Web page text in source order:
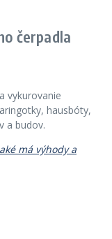
čerpadla
vykurovanie
hausbóty,
a budov.
má výhody a